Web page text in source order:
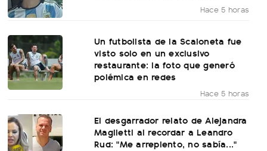
Hace 5 horas
Un futbolista de la Scaloneta fue
visto solo en un exclusivo
restaurante: la foto que generó
polémica en redes
Hace 5 horas
El desgarrador relato de Alejandra
Maglietti al recordar a Leandro
Rud: "Me arrepiento, no sabía..."